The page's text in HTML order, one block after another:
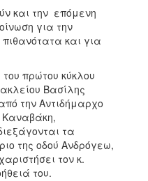
και την επόμενη
για την
και για
πρώτου κύκλου
Βασίλης
την Αντιδήμαρχο
Καναβάκη,
τα
της οδού Ανδρόγεω,
τον κ.
του.